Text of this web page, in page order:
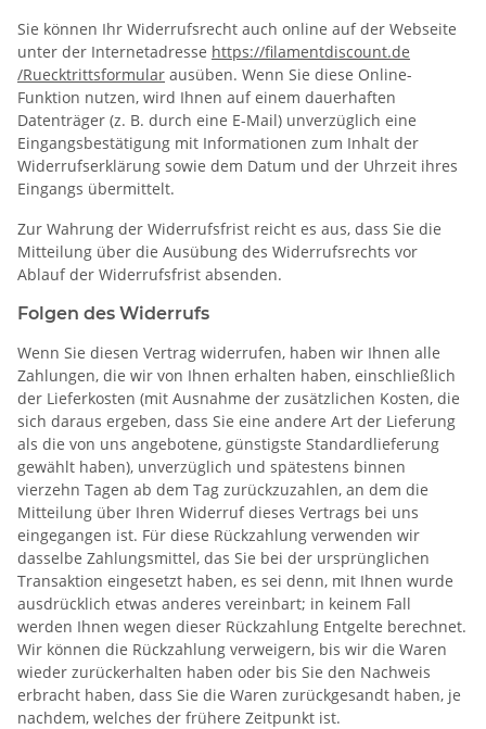
Sie können Ihr Widerrufsrecht auch online auf der Webseite
unter der Internetadresse https://filamentdiscount.de
/Ruecktrittsformular ausüben. Wenn Sie diese Online-
Funktion nutzen, wird Ihnen auf einem dauerhaften
Datenträger (z. B. durch eine E-Mail) unverzüglich eine
Eingangsbestätigung mit Informationen zum Inhalt der
Widerrufserklärung sowie dem Datum und der Uhrzeit ihres
Eingangs übermittelt.
Zur Wahrung der Widerrufsfrist reicht es aus, dass Sie die
Mitteilung über die Ausübung des Widerrufsrechts vor
Ablauf der Widerrufsfrist absenden.
Folgen des Widerrufs
Wenn Sie diesen Vertrag widerrufen, haben wir Ihnen alle
Zahlungen, die wir von Ihnen erhalten haben, einschließlich
der Lieferkosten (mit Ausnahme der zusätzlichen Kosten, die
sich daraus ergeben, dass Sie eine andere Art der Lieferung
als die von uns angebotene, günstigste Standardlieferung
gewählt haben), unverzüglich und spätestens binnen
vierzehn Tagen ab dem Tag zurückzuzahlen, an dem die
Mitteilung über Ihren Widerruf dieses Vertrags bei uns
eingegangen ist. Für diese Rückzahlung verwenden wir
dasselbe Zahlungsmittel, das Sie bei der ursprünglichen
Transaktion eingesetzt haben, es sei denn, mit Ihnen wurde
ausdrücklich etwas anderes vereinbart; in keinem Fall
werden Ihnen wegen dieser Rückzahlung Entgelte berechnet.
Wir können die Rückzahlung verweigern, bis wir die Waren
wieder zurückerhalten haben oder bis Sie den Nachweis
erbracht haben, dass Sie die Waren zurückgesandt haben, je
nachdem, welches der frühere Zeitpunkt ist.